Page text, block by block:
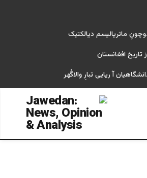
ماتریالیسم دیالکتیک
تاریخ افغانستان
آ ریایی تبارِ والاگُهر